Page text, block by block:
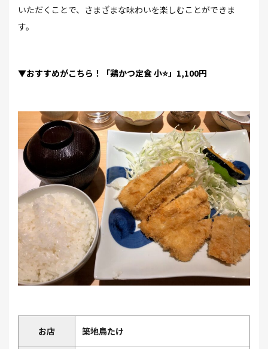
いただくことで、さまざまな味わいを楽しむことができま
す。
▼おすすめがこちら！「鶏かつ定食 小⭐」1,100円
お店 築地鳥たけ